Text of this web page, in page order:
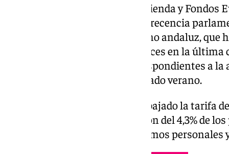
La consejera de Economía, Hacienda y Fondos
explicado este jueves en comparecencia
fiscales aplicadas por el Gobierno andaluz,
millones de declarantes andaluces en la última
tienen datos disponibles, correspondientes a
por la Agencia Tributaria el pasado verano.
Desde 2019, ha indicado, se ha bajado la
en 2022 se aprobó la deflactación del 4,3% de
en el IRPF, así como de los mínimos